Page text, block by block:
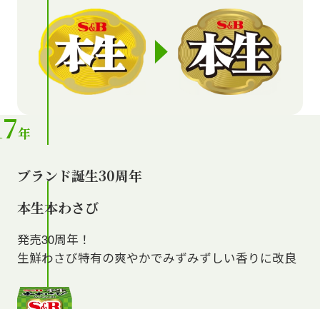
年
ブランド誕生30周年
本生本わさび
発売30周年！
生鮮わさび特有の爽やかでみずみずしい香りに改良